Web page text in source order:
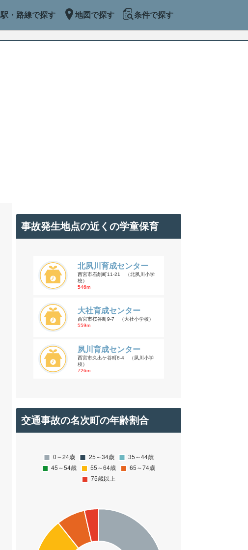
駅・路線で探す 地図で探す 条件で探す
事故発生地点の近くの学童保育
北夙川育成センター
西宮市石刎町11-21 （北夙川小学
校）
546m
大社育成センター
西宮市桜谷町9-7 （大社小学校）
559m
夙川育成センター
西宮市久出ケ谷町8-4 （夙川小学
校）
726m
交通事故の名次町の年齢割合